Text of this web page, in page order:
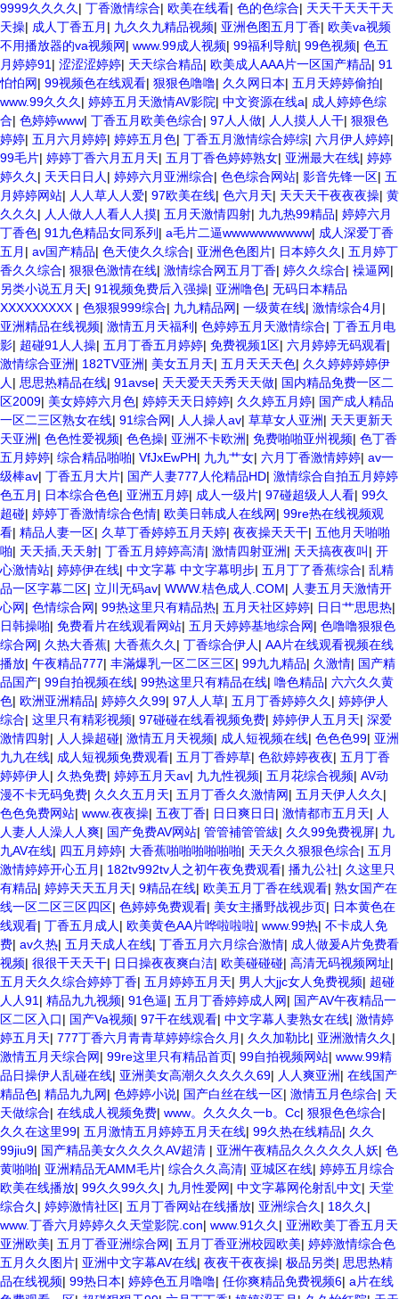
9999久久久久 | 丁香激情综合| 欧美在线看| 色的色综合| 天天干天天干天
天操| 成人丁香五月 | 九久久九精品视频| 亚洲色图五月丁香| 欧美va视频
不用播放器的va视频网| www.99成人视频| 99福利导航| 99色视频| 色五
月婷婷91 | 涩涩涩婷婷| 天天综合精品| 欧美成人AAA片一区国产精品| 91
怕怕网| 99视频色在线观看| 狠狠色噜噜| 久久网日本| 五月天婷婷偷拍|
www.99久久久 | 婷婷五月天激情AV影院| 中文资源在线a| 成人婷婷色综
合| 色婷婷www| 丁香五月欧美色综合| 97人人做| 人人摸人人干| 狠狠色
婷婷| 五月六月婷婷| 婷婷五月色| 丁香五月激情综合婷综| 六月伊人婷婷|
99毛片| 婷婷丁香六月五月天| 五月丁香色婷婷熟女| 亚洲最大在线| 婷婷
婷久久 | 天天日日人 | 婷婷六月亚洲综合| 色色综合网站| 影音先锋一区| 五
月婷婷网站| 人人草人人爱| 97欧美在线| 色六月天| 天天天干夜夜夜操| 黄
久久久 | 人人做人人看人人摸| 五月天激情四射| 九九热99精品| 婷婷六月
丁香色| 91九色精品女同系列 | a毛片二逼wwwwwwwwww| 成人深爱丁香
五月 | av国产精品| 色天使久久综合| 亚洲色色图片| 日本婷久久 | 五月婷丁
香久久综合| 狠狠色激情在线| 激情综合网五月丁香| 婷久久综合| 襙逼网|
另类小说五月天| 91视频免费后入强操| 亚洲噜色| 无码日本精品
XXXXXXXXX | 色狠狠999综合| 九九精品网| 一级黄在线| 激情综合4月 |
亚洲精品在线视频| 激情五月天福利 | 色婷婷五月天激情综合| 丁香五月电
影| 超碰91人人操| 五月丁香五月婷婷| 免费视频1区| 六月婷婷无码观看|
激情综合亚洲| 182TV亚洲| 美女五月天| 五月天天天色| 久久婷婷婷婷伊
人 | 思思热精品在线| 91avse| 天天爱天天秀天天做| 国内精品免费一区二
区2009| 美女婷婷六月色| 婷婷天天日婷婷| 久久婷五月婷| 国产成人精品
一区二三区熟女在线| 91综合网| 人人操人av| 草草女人亚洲| 天天更新天
天亚洲| 色色性爱视频| 色色操| 亚洲不卡欧洲| 免费啪啪亚州视频| 色丁香
五月婷婷| 综合精品啪啪| VfJxEwPH| 九九艹女| 六月丁香激情婷婷| av一
级棒av| 丁香五月大片| 国产人妻777人伦精品HD| 激情综合自拍五月婷婷
色五月 | 日本综合色色| 亚洲五月婷| 成人一级片| 97碰超级人人看| 99久
超碰| 婷婷丁香激情综合色情| 欧美日韩成人在线网| 99re热在线视频观
看| 精品人妻一区| 久草丁香婷婷五月天婷| 夜夜操天天干| 五他月天啪啪
啪| 天天插,天天射| 丁香五月婷婷高清| 激情四射亚洲| 天天搞夜夜叫 | 开
心激情站| 婷婷伊在线| 中文字幕 中文字幕明步| 五月丁了香蕉综合| 乱精
品一区字幕二区| 立川无码av| WWW.桔色成人.COM| 人妻五月天激情开
心网| 色情综合网| 99热这里只有精品热| 五月天社区婷婷| 日日艹思思热|
日韩操啪| 免费看片在线观看网站| 五月天婷婷基地综合网| 色噜噜狠狠色
综合网| 久热大香蕉| 大香蕉久久 | 丁香综合伊人 | AA片在线观看视频在线
播放| 午夜精品777| 丰滿爆乳一区二区三区| 99九九精品| 久激情| 国产精
品国产| 99自拍视频在线| 99热这里只有精品在线| 噜色精品| 六六久久黄
色| 欧洲亚洲精品| 婷婷久久99| 97人人草| 五月丁香婷婷久久 | 婷婷伊人
综合| 这里只有精彩视频| 97碰碰在线看视频免费| 婷婷伊人五月天| 深爱
激情四射| 人人操超碰| 激情五月天视频| 成人短视频在线| 色色色99| 亚洲
九九在线| 成人短视频免费观看| 五月丁香婷草| 色欲婷婷夜夜| 五月丁香
婷婷伊人 | 久热免费| 婷婷五月天av| 九九性视频| 五月花综合视频| AV动
漫不卡无码免费| 久久久五月天| 五月丁香久久激情网| 五月天伊人久久 |
色色免费网站| www.夜夜操| 五夜丁香| 日日爽日日| 激情都市五月天| 人
人妻人人澡人人爽| 国产免费AV网站| 管管補管管紱| 久久99免费视屏| 九
九AV在线| 四五月婷婷| 大香蕉啪啪啪啪啪啪| 天天久久狠狠色综合| 五月
激情婷婷开心五月 | 182tv992tv人之初午夜免费观看| 播九公社| 久这里只
有精品| 婷婷天天五月天| 9精品在线| 欧美五月丁香在线观看| 熟女国产在
线一区二区三区四区| 色婷婷免费观看| 美女主播野战视步页| 日本黄色在
线观看| 丁香五月成人 | 欧美黄色AA片哗啦啦啦| www.99热| 不卡成人免
费| av久热| 五月天成人在线| 丁香五月六月综合激情| 成人做爰A片免费看
视频| 很很干天天干| 日日操夜夜爽白洁| 欧美碰碰碰| 高清无码视频网址|
五月天久久综合婷婷丁香| 五月婷婷五月天| 男人大jjc女人免费视频| 超碰
人人91 | 精品九九视频| 91色逼| 五月丁香婷婷成人网| 国产AV午夜精品一
区二区入口| 国产Va视频| 97干在线观看| 中文字幕人妻熟女在线| 激情婷
婷五月天| 777丁香六月青青草婷婷综合久月 | 久久加勒比| 亚洲激情久久 |
激情五月天综合网| 99re这里只有精品首页| 99自拍视频网站| www.99精
品日操伊人乱碰在线| 亚洲美女高潮久久久久久69| 人人爽亚洲| 在线国产
精品色| 精品九九网| 色婷婷小说| 国产白丝在线一区| 激情五月色综合| 天
天做综合| 在线成人视频免费| www。久久久久一b。Cc| 狠狠色色综合|
久久在这里99| 五月激情五月婷婷五月天在线| 99久热在线精品| 久久
99jiu9| 国产精品美女久久久久AV超清 | 亚洲午夜精品久久久久久人妖| 色
黄啪啪| 亚洲精品无AMM毛片| 综合久久高清| 亚城区在线| 婷婷五月综合
欧美在线播放| 99久久99久久 | 九月性爱网| 中文字幕网伦射乱中文| 天堂
综合久 | 婷婷激情社区| 五月丁香网站在线播放| 亚洲综合久 | 18久久 |
www.丁香六月婷婷久久天堂影院.con| www.91久久 | 亚洲欧美丁香五月天
亚洲欧美| 五月丁香亚洲综合网| 五月丁香亚洲校园欧美| 婷婷激情综合色
五月久久图片| 亚洲中文字幕AV在线| 夜夜干夜夜操| 极品另类| 思思热精
品在线视频| 99热日本| 婷婷色五月噜噜| 任你爽精品免费视频6| a片在线